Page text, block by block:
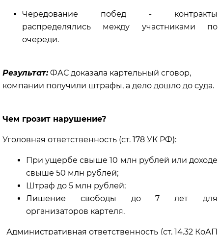
Чередование побед - контракты
распределялись между участниками по
очереди.
Результат:ФАС доказала картельный сговор,
компании получили штрафы, а дело дошло до суда.
Чем грозит нарушение?
Уголовная ответственность (ст. 178 УК РФ):
При ущербе свыше 10 млн рублей или доходе
свыше 50 млн рублей;
Штраф до 5 млн рублей;
Лишение свободы до 7 лет для
организаторов картеля.
Административная ответственность (ст. 14.32 КоАП